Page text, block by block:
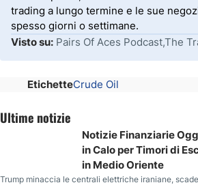
trading a lungo termine e le sue
spesso giorni o settimane.
Visto su: Pairs Of Aces Podcast,The
EtichetteCrude Oil
Ultime notizie
Notizie Finanziarie
in Calo per Timori di
in Medio Oriente
Trump minaccia le centrali elettriche iraniane,